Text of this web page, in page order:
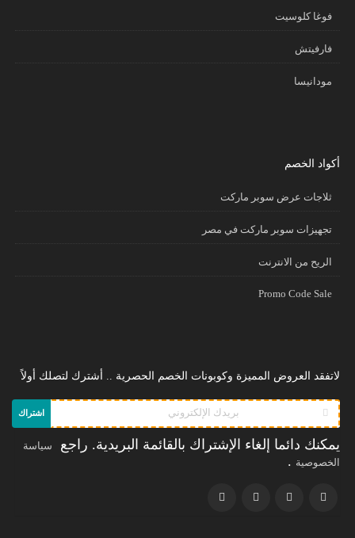
فوغا كلوسيت
فارفيتش
مودانيسا
أكواد الخصم
ثلاجات عرض سوبر ماركت
تجهيزات سوبر ماركت في مصر
الريح من الانترنت
Promo Code Sale
لاتفقد العروض المميزة وكوبونات الخصم الحصرية .. أشترك لتصلك أولاً
اشتراك
يمكنك دائما إلغاء الإشتراك بالقائمة البريدية. راجع
سياسة
الخصوصية .